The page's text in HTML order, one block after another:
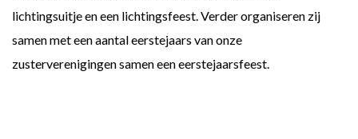
lichtingsuitje en een lichtingsfeest. Verder organiseren zij
samen met een aantal eerstejaars van onze
zusterverenigingen samen een eerstejaarsfeest.